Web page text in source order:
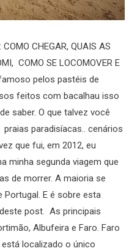
CHEGAR, QUAIS AS
COMO SE LOCOMOVER E
pelos pastéis de
feitos com bacalhau isso
saber. O que talvez você
paradisíacas.. cenários
que fui, em 2012, eu
minha segunda viagem que
de morrer. A maioria se
Portugal. E é sobre esta
post. As principais
Albufeira e Faro. Faro
localizado o único